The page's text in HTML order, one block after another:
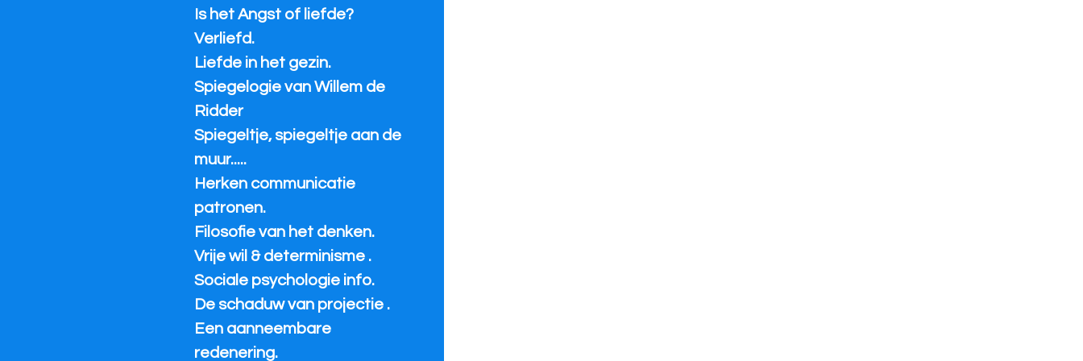
Is het Angst of liefde?
Verliefd.
Liefde in het gezin.
Spiegelogie van Willem de
Ridder
Spiegeltje, spiegeltje aan de
muur.....
Herken communicatie
patronen.
Filosofie van het denken.
Vrije wil & determinisme .
Sociale psychologie info.
De schaduw van projectie .
Een aanneembare
redenering.